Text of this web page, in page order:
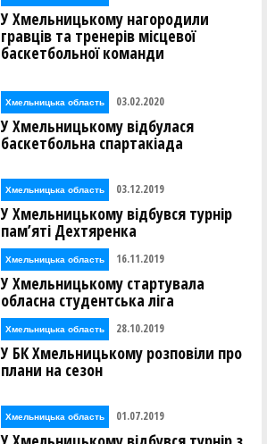
У Хмельницькому нагородили
гравців та тренерів місцевої
баскетбольної команди
Хмельницька область 03.02.2020
У Хмельницькому відбулася
баскетбольна спартакіада
Хмельницька область 03.12.2019
У Хмельницькому відбувся турнір
пам’яті Дехтяренка
Хмельницька область 16.11.2019
У Хмельницькому стартувала
обласна студентська ліга
Хмельницька область 28.10.2019
У БК Хмельницькому розповіли про
плани на сезон
Хмельницька область 01.07.2019